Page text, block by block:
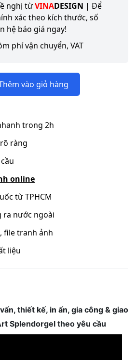
nghị từVINADESIGN | Để
xác theo kích thước, số
hệ báo giá ngay!
phí vận chuyển, VAT
vào giỏ hàng
trong 2h
ràng
online
từ TPHCM
ra nước ngoài
file tranh ảnh
liệu
thiết kế, in ấn, gia công & giao
Splendorgel theo yêu cầu